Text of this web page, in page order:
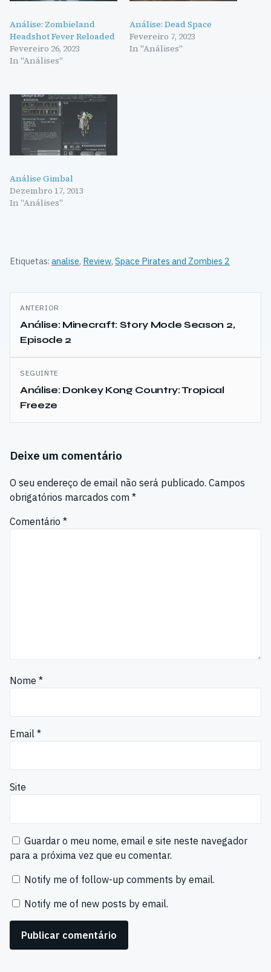
Análise: Zombieland
Headshot Fever Reloaded
Fevereiro 26, 2023
In "Análises"
Análise: Dead Space
Fevereiro 7, 2023
In "Análises"
Análise Gimbal
Dezembro 17, 2013
In "Análises"
Etiquetas: analise, Review, Space Pirates and Zombies 2
Navegação
de
artigos
ANTERIOR
Análise: Minecraft: Story Mode Season 2,
Episode 2
SEGUINTE
Análise: Donkey Kong Country: Tropical
Freeze
Deixe um comentário
O seu endereço de email não será publicado. Campos
obrigatórios marcados com *
Comentário *
Nome *
Email *
Site
Guardar o meu nome, email e site neste navegador
para a próxima vez que eu comentar.
Notify me of follow-up comments by email.
Notify me of new posts by email.